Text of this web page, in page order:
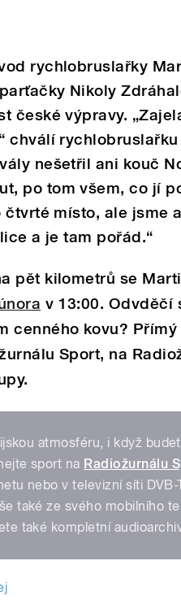
rychlobruslařky
Nikoly
české výpravy.
chválí
nešetřil ani kouč
po tom všem, co jí
čtvrté místo, ale jsme
a je tam pořád.“
pět kilometrů se
v 13:00. Odvděčí
cenného kovu?
Sport, na
atmosféru, i když
sport na Radiožurnálu
nebo v televizní síti
také ze svého mobilního
také kompletní